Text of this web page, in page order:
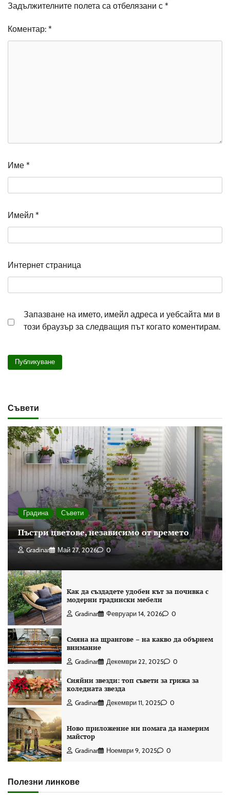
Задължителните полета са отбелязани с *
Коментар: *
Име *
Имейл *
Интернет страница
Запазване на името, имейл адреса и уебсайта ми в
този браузър за следващия път когато коментирам.
Съвети
Градина Съвети
Пъстри цветове, независимо от времето
Gradinar Май 27, 2026 0
Как да създадете удобен кът за почивка с
модерни градински мебели
Gradinar Февруари 14, 2026 0
Смяна на щрангове – на какво да обърнем
внимание
Gradinar Декември 22, 2025 0
Сияйни звезди: топ съвети за грижа за
коледната звезда
Gradinar Декември 11, 2025 0
Ново приложение ни помага да намерим
майстор
Gradinar Ноември 9, 2025 0
Полезни линкове